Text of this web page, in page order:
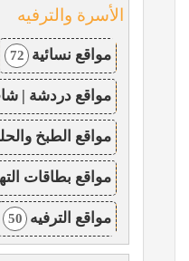
الأسرة والترفيه
مواقع نسائية 72
مواقع دردشة |
مواقع الطبخ
مواقع بطاقات
مواقع الترفيه 50